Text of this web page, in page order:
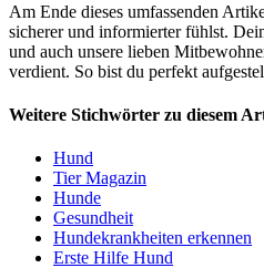
Am Ende dieses umfassenden
sicherer und informierter fühlst.
und auch unsere lieben
verdient. So bist du perfekt
Weitere Stichwörter zu diesem
Hund
Tier Magazin
Hunde
Gesundheit
Hundekrankheiten erkennen
Erste Hilfe Hund